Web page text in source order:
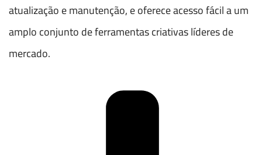
atualização e manutenção, e oferece acesso fácil a um
amplo conjunto de ferramentas criativas líderes de
mercado.